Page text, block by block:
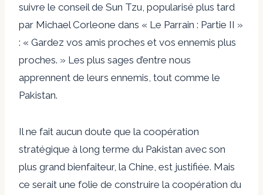
suivre le conseil de Sun Tzu, popularisé plus tard
par Michael Corleone dans « Le Parrain : Partie II »
: « Gardez vos amis proches et vos ennemis plus
proches. » Les plus sages d’entre nous
apprennent de leurs ennemis, tout comme le
Pakistan.
Il ne fait aucun doute que la coopération
stratégique à long terme du Pakistan avec son
plus grand bienfaiteur, la Chine, est justifiée. Mais
ce serait une folie de construire la coopération du